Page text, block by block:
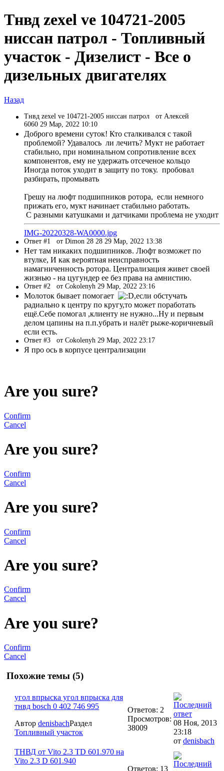
Тнвд zexel ve 104721-2005
ниссан патрол - Топливный
участок - Дизелист - Все о
дизельных двигателях
Назад
Тнвд zexel ve 104721-2005 ниссан патрол от Алексей
6060 29 Мар, 2022 10:10
Доброго времени суток! Кто сталкивался с такой
проблемой? Удавалось ли лечить? Мукт не работает
стабильно, при номинальном сопротивление всех
компонентов, ему не удержать отсеченое кольцо
Иногда поток уходит в защиту по току. пробовал
разбирать, промывать
Грешу на люфт подшипников ротора, если немного
прижать его, мукт начинает стабильно работать.
С разными катушками и датчиками проблема не уходит
IMG-20220328-WA0000.jpg
Ответ #1 от Dimon 28 28 29 Мар, 2022 13:38
Нет там никаких подшипников. Люфт возможет по
втулке, И как вероятная неисправность
намагниченность ротора. Централизация живет своей
жизнью - на цугундер ее без права на амнистию.
Ответ #2 от Cokolenyh 29 Мар, 2022 23:16
Молоток бывает помогает
,если обстучать
радиально к центру по кругу,то может поработать
ещё.Себе помогал ,клиенту не нужно...Ну и первым
делом цапины на п.п.убрать и налёт рыже-коричневый
если есть.
Ответ #3 от Cokolenyh 29 Мар, 2022 23:17
Я про ось в корпусе централизации
Are you sure?
Confirm
Cancel
Are you sure?
Confirm
Cancel
Are you sure?
Confirm
Cancel
Are you sure?
Confirm
Cancel
Are you sure?
Confirm
Cancel
Похожие темы (5)
угол впрыска угол впрыска для
тнвд bosch 0 402 746 995
Автор denisbachРаздел
Топливный участок
Ответов: 2
Просмотров:
38009
08 Ноя, 2013
23:18
от denisbach
ТНВД от Vito 2.3 TD 601.970 на
Vito 2.3 D 601.940
Ответов: 13